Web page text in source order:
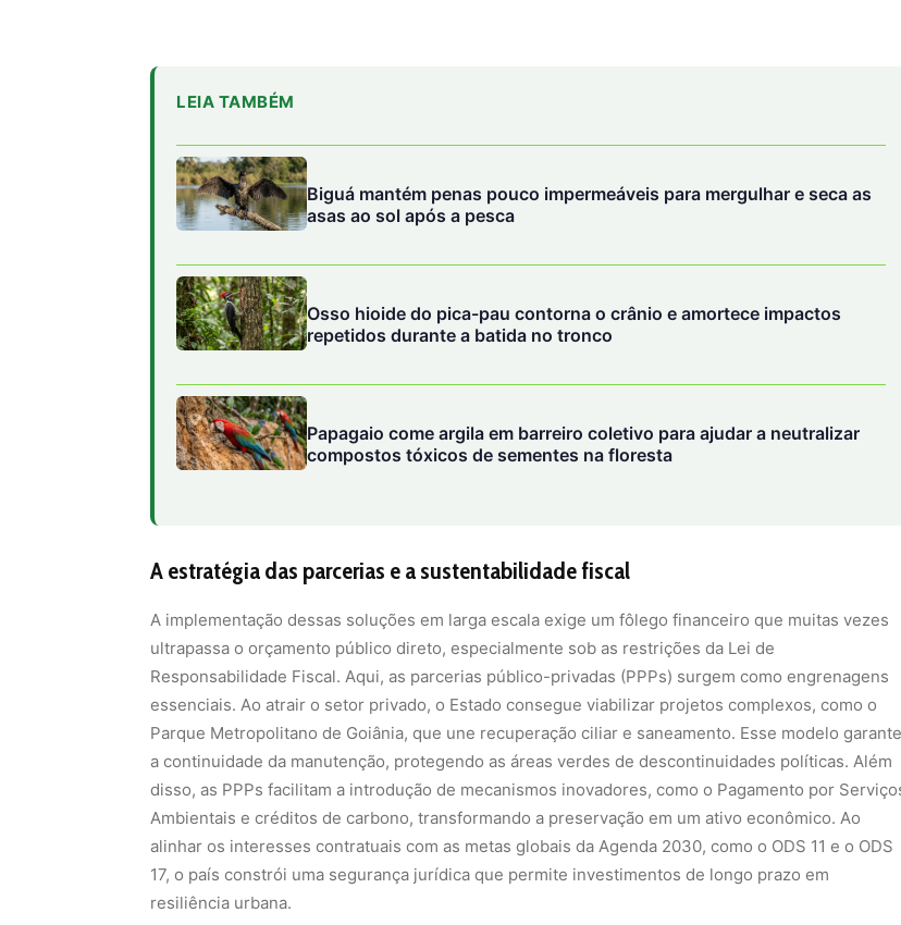
Osso hioide do pica-pau contorna o crânio e amortece impactos
Papagaio come argila em barreiro coletivo para ajudar a neutralizar
A estratégia das parcerias e a sustentabilidade fiscal
A implementação dessas soluções em larga escala exige um fôlego financeiro que muitas vezes
ultrapassa o orçamento público direto, especialmente sob as restrições da Lei de
essenciais. Ao atrair o setor privado, o Estado consegue viabilizar projetos complexos, como o
Parque Metropolitano de Goiânia, que une recuperação ciliar e saneamento. Esse modelo garante
a continuidade da manutenção, protegendo as áreas verdes de descontinuidades políticas. Além
disso, as PPPs facilitam a introdução de mecanismos inovadores, como o Pagamento por Serviços
Ambientais e créditos de carbono, transformando a preservação em um ativo econômico. Ao
alinhar os interesses contratuais com as metas globais da Agenda 2030, como o ODS 11 e o ODS
17, o país constrói uma segurança jurídica que permite investimentos de longo prazo em
resiliência urbana.